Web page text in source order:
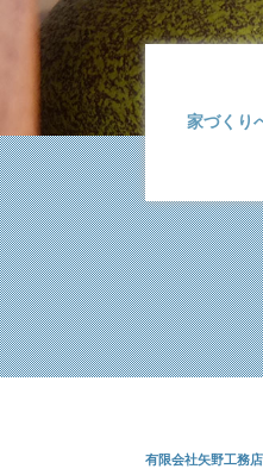
家づくり
有限会社矢野工務店